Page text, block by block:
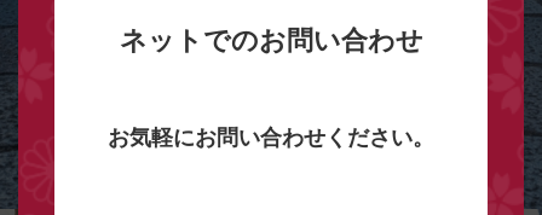
ネットでのお問い合わせ
お気軽にお問い合わせください。